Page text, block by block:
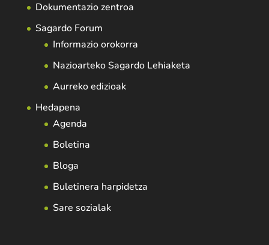
Dokumentazio zentroa
Sagardo Forum
Informazio orokorra
Nazioarteko Sagardo Lehiaketa
Aurreko edizioak
Hedapena
Agenda
Boletina
Bloga
Buletinera harpidetza
Sare sozialak